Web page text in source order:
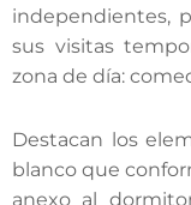
independientes,
sus visitas
zona de día:
Destacan los
blanco que
anexo al